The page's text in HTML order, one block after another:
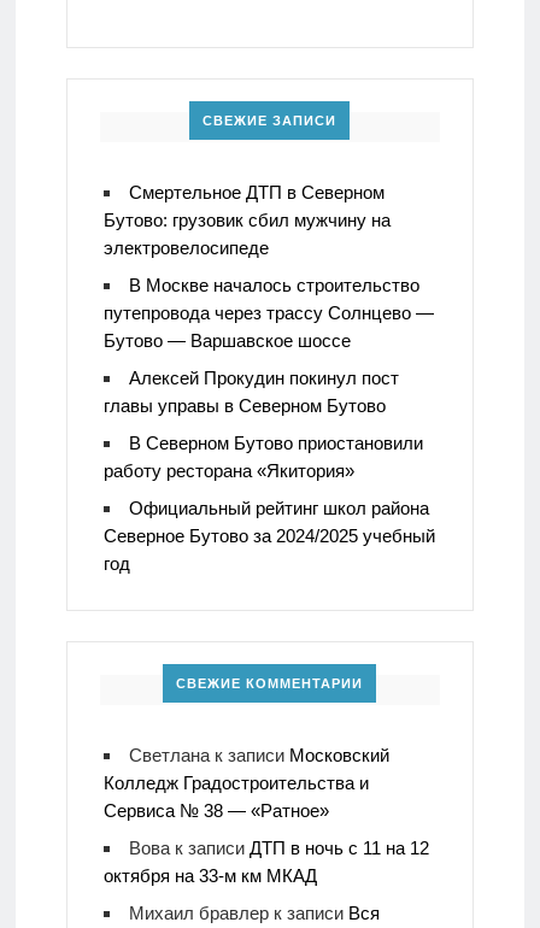
СВЕЖИЕ ЗАПИСИ
Смертельное ДТП в Северном
Бутово: грузовик сбил мужчину на
электровелосипеде
В Москве началось строительство
путепровода через трассу Солнцево —
Бутово — Варшавское шоссе
Алексей Прокудин покинул пост
главы управы в Северном Бутово
В Северном Бутово приостановили
работу ресторана «Якитория»
Официальный рейтинг школ района
Северное Бутово за 2024/2025 учебный
год
СВЕЖИЕ КОММЕНТАРИИ
Светланак записи Московский
Колледж Градостроительства и
Сервиса № 38 — «Ратное»
Вовак записи ДТП в ночь с 11 на 12
октября на 33-м км МКАД
Михаил бравлерк записи Вся